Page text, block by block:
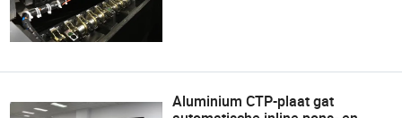
Aluminium CTP-plaat gat